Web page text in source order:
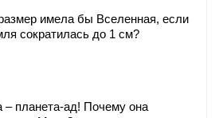
имела бы Вселенная, если
сократилась до 1 см?
– планета-ад! Почему она